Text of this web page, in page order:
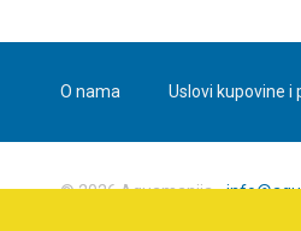
O nama Uslovi kupovine i
© 2026 Aquamanija -